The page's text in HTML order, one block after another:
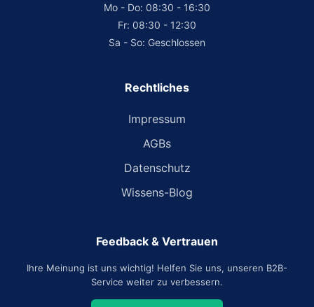
Mo - Do: 08:30 - 16:30
Fr: 08:30 - 12:30
Sa - So: Geschlossen
Rechtliches
Impressum
AGBs
Datenschutz
Wissens-Blog
Feedback & Vertrauen
Ihre Meinung ist uns wichtig! Helfen Sie uns, unseren B2B-
Service weiter zu verbessern.